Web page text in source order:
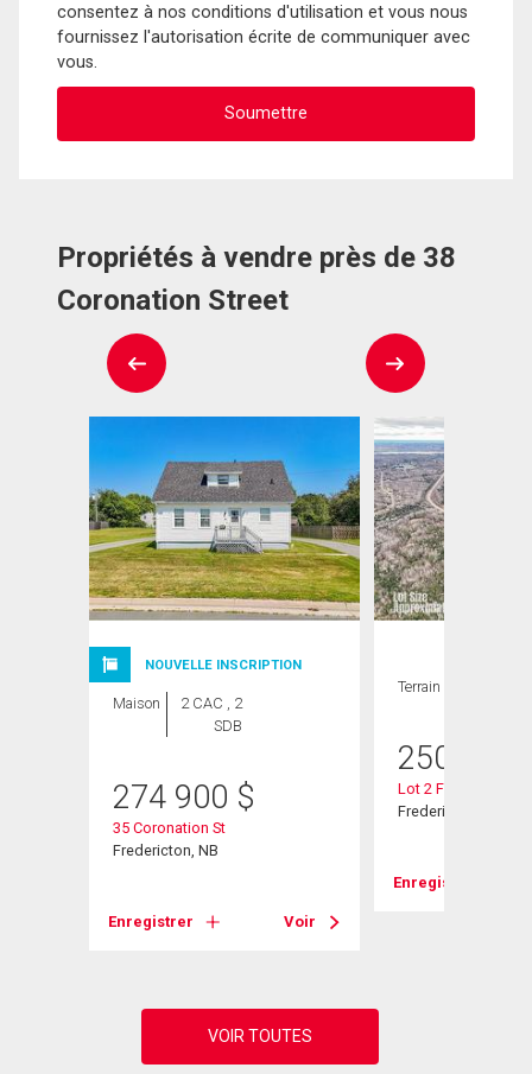
consentez à nos conditions d'utilisation et vous nous
fournissez l'autorisation écrite de communiquer avec
vous.
Propriétés à vendre près de 38
Coronation Street
NOUVELLE INSCRIPTION
Maison
2 CAC , 2
SDB
274 900 $
35 Coronation St
Fredericton, NB
Enregistrer Voir
Terrain
250 000
Lot 2 Fisher Ave
Fredericton, NB
Enregistrer